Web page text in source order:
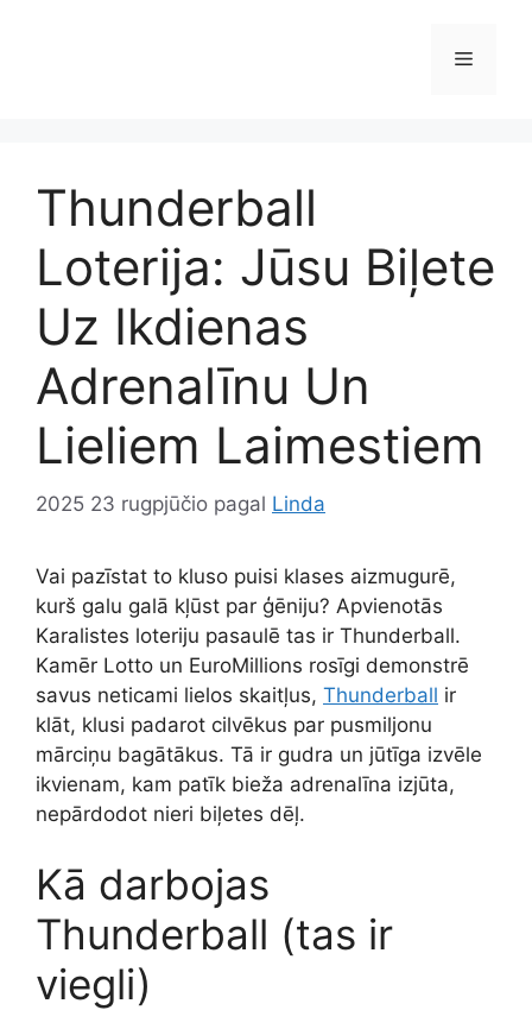
Meniu
Thunderball
Loterija: Jūsu Biļete
Uz Ikdienas
Adrenalīnu Un
Lieliem Laimestiem
2025 23 rugpjūčio pagal Linda
Vai pazīstat to kluso puisi klases aizmugurē,
kurš galu galā kļūst par ģēniju? Apvienotās
Karalistes loteriju pasaulē tas ir Thunderball.
Kamēr Lotto un EuroMillions rosīgi demonstrē
savus neticami lielos skaitļus, Thunderball ir
klāt, klusi padarot cilvēkus par pusmiljonu
mārciņu bagātākus. Tā ir gudra un jūtīga izvēle
ikvienam, kam patīk bieža adrenalīna izjūta,
nepārdodot nieri biļetes dēļ.
Kā darbojas
Thunderball (tas ir
viegli)